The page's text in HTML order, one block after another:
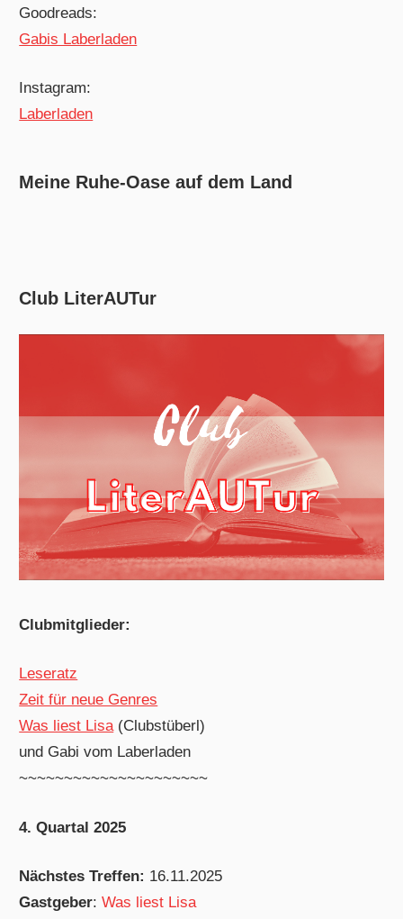
Goodreads:
Gabis Laberladen
Instagram:
Laberladen
Meine Ruhe-Oase auf dem Land
Club LiterAUTur
Clubmitglieder:
Leseratz
Zeit für neue Genres
Was liest Lisa(Clubstüberl)
und Gabi vom Laberladen
~~~~~~~~~~~~~~~~~~~~~
4. Quartal 2025
Nächstes Treffen: 16.11.2025
Gastgeber:Was liest Lisa